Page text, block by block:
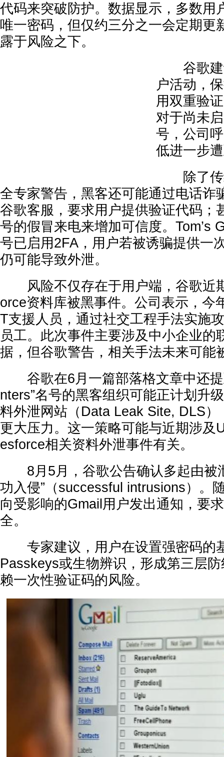
代码来突破防护。数据显示，多数用
唯一密码，但仅约三分之一会定期更
露于风险之下。
谷歌建
户活动，
用双重验
对于尚未
号，公司
低进一步
除了传
全专家警告，黑客还可能通过电话诈
谷歌客服，要求用户提供验证代码；
号的假冒来电来增加可信度。Tom’s
号已启用2FA，用户若被诱骗提供一
仍可能导致外泄。
风险不仅存在于用户端，谷歌近
orce资料库被黑事件。公司表示，今
T支援人员，通过社交工程手法实施
员工。此次事件主要涉及中小企业的
据，但谷歌警告，相关手法未来可能
谷歌在6月一篇部落格文章中还提
nters”名号的黑客组织可能正计划升
料外泄网站（Data Leak Site, DLS）
更大压力。这一策略可能与近期涉及
esforce相关资料外泄事件有关。
8月5月，谷歌公告确认多起由被
功入侵”（successful intrusions）。
向受影响的Gmail用户发出通知，要
全。
专家建议，用户在设置强密码的
Passkeys或生物辨识，形成第三层
赖一次性验证码的风险。